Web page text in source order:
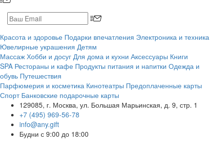
Красота и здоровье Подарки впечатления Электроника и техника
Ювелирные украшения Детям
Массаж Хобби и досуг Для дома и кухни Аксессуары Книги
SPA Рестораны и кафе Продукты питания и напитки Одежда и
обувь Путешествия
Парфюмерия и косметика Кинотеатры Предоплаченные карты
Спорт Банковские подарочные карты
129085, г. Москва, ул. Большая Марьинская, д. 9, стр. 1
+7 (495) 969-56-78
info@any.gift
Будни с 9:00 до 18:00